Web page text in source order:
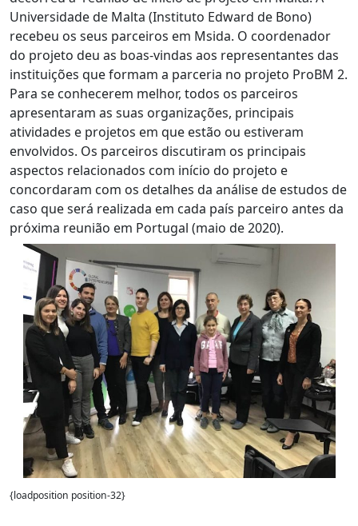
Universidade de Malta (Instituto Edward de Bono)
recebeu os seus parceiros em Msida. O coordenador
do projeto deu as boas-vindas aos representantes das
instituições que formam a parceria no projeto ProBM 2.
Para se conhecerem melhor, todos os parceiros
apresentaram as suas organizações, principais
atividades e projetos em que estão ou estiveram
envolvidos. Os parceiros discutiram os principais
aspectos relacionados com início do projeto e
concordaram com os detalhes da análise de estudos de
caso que será realizada em cada país parceiro antes da
próxima reunião em Portugal (maio de 2020).
{loadposition position-32}